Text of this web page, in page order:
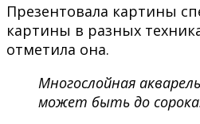
Презентовала картины
картины в разных
отметила она.
Многослойная
может быть до